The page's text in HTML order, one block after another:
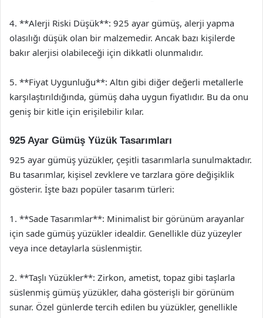
4. **Alerji Riski Düşük**: 925 ayar gümüş, alerji yapma
olasılığı düşük olan bir malzemedir. Ancak bazı kişilerde
bakır alerjisi olabileceği için dikkatli olunmalıdır.
5. **Fiyat Uygunluğu**: Altın gibi diğer değerli metallerle
karşılaştırıldığında, gümüş daha uygun fiyatlıdır. Bu da onu
geniş bir kitle için erişilebilir kılar.
925 Ayar Gümüş Yüzük Tasarımları
925 ayar gümüş yüzükler, çeşitli tasarımlarla sunulmaktadır.
Bu tasarımlar, kişisel zevklere ve tarzlara göre değişiklik
gösterir. İşte bazı popüler tasarım türleri:
1. **Sade Tasarımlar**: Minimalist bir görünüm arayanlar
için sade gümüş yüzükler idealdir. Genellikle düz yüzeyler
veya ince detaylarla süslenmiştir.
2. **Taşlı Yüzükler**: Zirkon, ametist, topaz gibi taşlarla
süslenmiş gümüş yüzükler, daha gösterişli bir görünüm
sunar. Özel günlerde tercih edilen bu yüzükler, genellikle